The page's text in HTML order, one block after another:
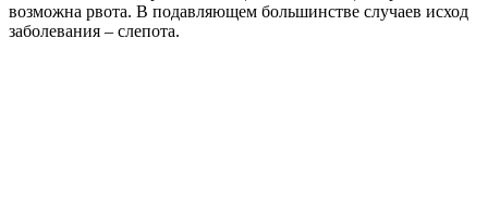
возможна рвота. В подавляющем большинстве случаев исход
заболевания – слепота.